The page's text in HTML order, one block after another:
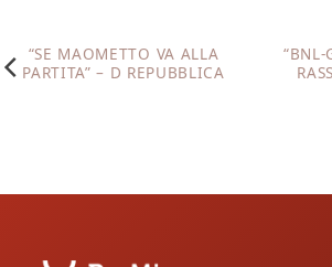
“SE MAOMETTO VA ALLA
PARTITA” – D REPUBBLICA
“BNL-